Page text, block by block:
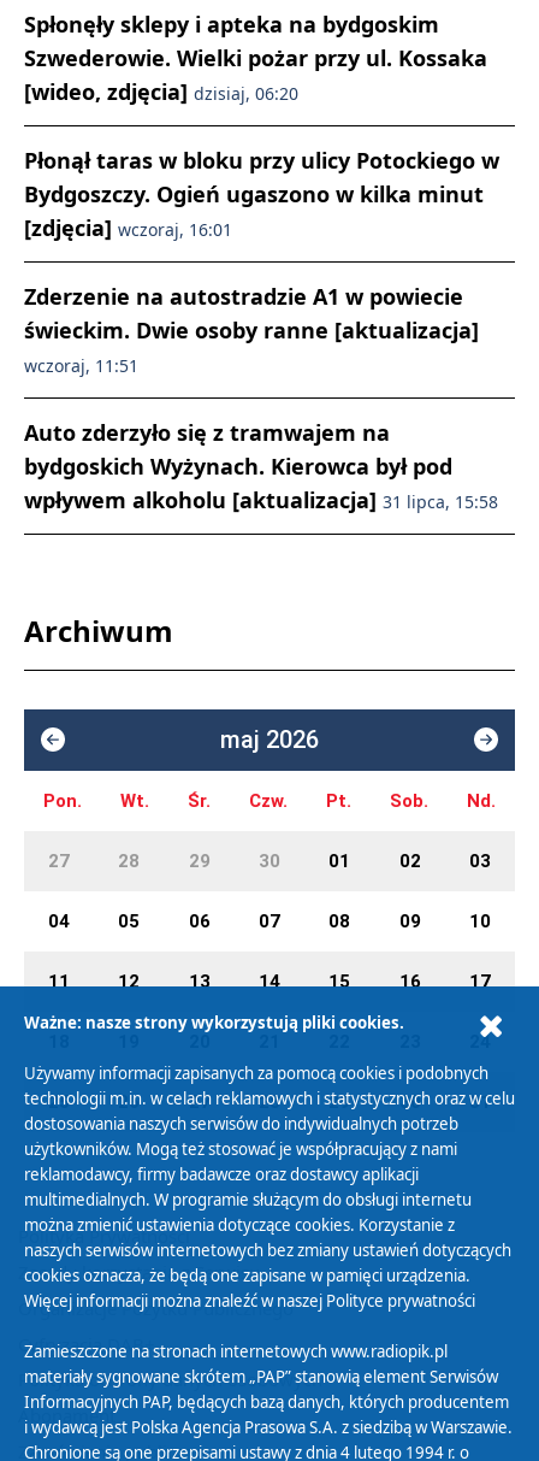
Spłonęły sklepy i apteka na bydgoskim
Szwederowie. Wielki pożar przy ul. Kossaka
[wideo, zdjęcia] dzisiaj, 06:20
Płonął taras w bloku przy ulicy Potockiego w
Bydgoszczy. Ogień ugaszono w kilka minut
[zdjęcia] wczoraj, 16:01
Zderzenie na autostradzie A1 w powiecie
świeckim. Dwie osoby ranne [aktualizacja]
wczoraj, 11:51
Auto zderzyło się z tramwajem na
bydgoskich Wyżynach. Kierowca był pod
wpływem alkoholu [aktualizacja] 31 lipca, 15:58
Archiwum
maj 2026
Pon. Wt. Śr. Czw. Pt. Sob. Nd.
27 28 29 30 01 02 03
04 05 06 07 08 09 10
11 12 13 14 15 16 17
24
25 26 27 28 29 30 31
Polityka Prywatności
Zasady korzystania z Serwisu
Organizacje Pożytku Publicznego
Cyfryzacja DAB+
Polityka ochrony danych osobowych
Abonament
Zamówienia publiczne
Ważne: nasze strony wykorzystują pliki cookies.
Używamy informacji zapisanych za pomocą cookies i podobnych
technologii m.in. w celach reklamowych i statystycznych oraz w celu
dostosowania naszych serwisów do indywidualnych potrzeb
użytkowników. Mogą też stosować je współpracujący z nami
reklamodawcy, firmy badawcze oraz dostawcy aplikacji
multimedialnych. W programie służącym do obsługi internetu
można zmienić ustawienia dotyczące cookies. Korzystanie z
naszych serwisów internetowych bez zmiany ustawień dotyczących
cookies oznacza, że będą one zapisane w pamięci urządzenia.
Więcej informacji można znaleźć w naszej Polityce prywatności
Zamieszczone na stronach internetowych www.radiopik.pl
materiały sygnowane skrótem „PAP” stanowią element Serwisów
Informacyjnych PAP, będących bazą danych, których producentem
i wydawcą jest Polska Agencja Prasowa S.A. z siedzibą w Warszawie.
Chronione są one przepisami ustawy z dnia 4 lutego 1994 r. o